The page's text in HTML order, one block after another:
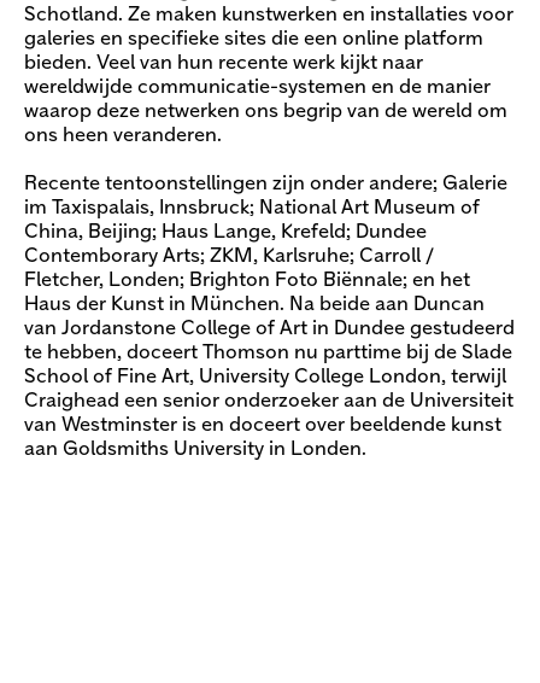
Schotland. Ze maken kunstwerken en installaties voor
galeries en specifieke sites die een online platform
bieden. Veel van hun recente werk kijkt naar
wereldwijde communicatie-systemen en de manier
waarop deze netwerken ons begrip van de wereld om
ons heen veranderen.
Recente tentoonstellingen zijn onder andere; Galerie
im Taxispalais, Innsbruck; National Art Museum of
China, Beijing; Haus Lange, Krefeld; Dundee
Contemborary Arts; ZKM, Karlsruhe; Carroll /
Fletcher, Londen; Brighton Foto Biënnale; en het
Haus der Kunst in München. Na beide aan Duncan
van Jordanstone College of Art in Dundee gestudeerd
te hebben, doceert Thomson nu parttime bij de Slade
School of Fine Art, University College London, terwijl
Craighead een senior onderzoeker aan de Universiteit
van Westminster is en doceert over beeldende kunst
aan Goldsmiths University in Londen.